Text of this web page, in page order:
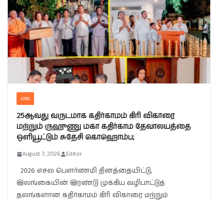
JOBS
25ஆவது வருடமாக கதிர்காமம் கிரி விகாரை
மற்றும் ருஹுணு மகா கதிர்காம தேவாலயத்தை
ஒளியூட்டும் சுதேசி கொஹொம்ப;
August 7, 2026 Editor
2026 எசல பௌர்ணமி தினத்தையிட்டு,
இலங்கையின் இரண்டு முக்கிய வழிபாட்டுத்
தலங்களான கதிர்காமம் கிரி விகாரை மற்றும்